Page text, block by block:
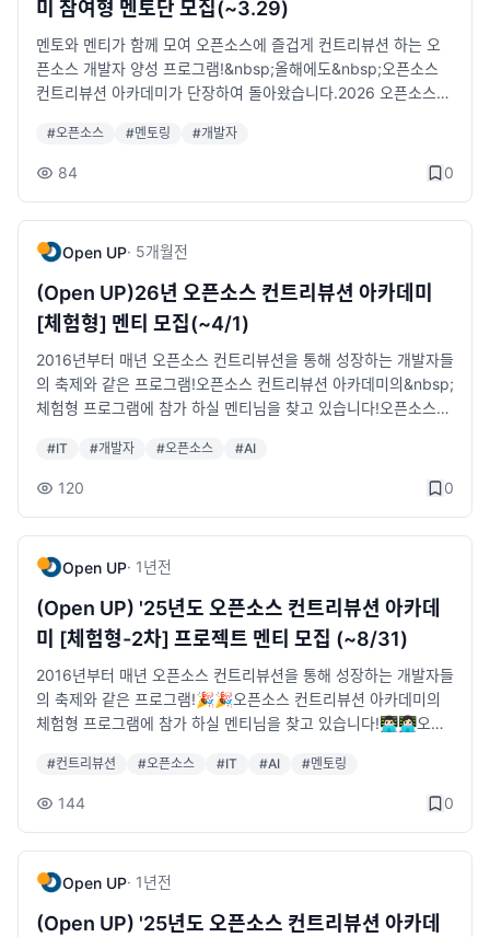
sp; &nbsp; 기술 확산 활동을 수행하는 개발자 커뮤니티모집기
간: 2026.06.12.(금) ~ 07.05.(일) 24:00까지지원기간: 협약일
~ 2026.11.30.(월)선발절차: 서면평가 후 결과발표선발결과 발
표: 2026.07.15.(수), 오픈소스 허브(oss.kr) 공지사항 게재 예정
청서 및 제출서류 작성이메일 제출• 접수 메일: aicomm@oss.kr
w.aioss.ac/comm모집공고:&nbsp;https://www.oss.kr/page
s/10/4537문의처오픈소스 AI 커뮤니티 지원사업 운영사무국📞
심과 참여를 바랍니다.
고, 최종보고 제출&nbsp;- 프로젝트 팀별 발표자료 제작 (성과공
유회 발표용)· 모집대상: 오픈소스 프로젝트에 관심 있으며 직접
기여해 보고, 참여해 보고 싶은 누구나· 모집기간: 2026. 05. 12.
(화) ~ 2026. 06. 14.(일)· 선정결과 발표: 2026. 06. 29.(월) 오
· 신청접수: https://open-up-kr.typeform.com/26-mentee-0
UP· 운영: 한국AX산업협회· 문의&nbsp; &nbsp;T 02-6241-65
02&nbsp; &nbsp;E&nbsp;contribution_ac@oss.kr
보길 망설이셨던 분!&nbsp;- 오픈소스 역량을 보유한 개발자로
거듭나기 위해 프로젝트에 직접 기여해 보며 커리어 향상에 도움
받고 싶으신 분!&nbsp;- 다양한 오픈소스 프로젝트에 대해 공부
하고 직접 개발이슈에 참여해보고 기여하며 본인의 SW 커리어를
는 이렇게 운영됩니다!1. 사무국(Open UP) 운영 공식 행사 ※오프
라인 필참&nbsp;-&gt; 발대식, 성과공유회(발표평가), 시상식2.
팀별 멘토링 진행&nbsp;- 정해진 요일, 시간 등으로 진행되는 강
운영방안은 프로젝트 가이드 참고활동 의무사항 - 프로젝트 팀의
주기적인 온·오프라인 컨트리뷰션 세션 적극 참여 - 주요 프로그램
행사(발대식, 성과공유회, 시상식 등) 필수 참여 - 멘티 개별 중간
보고, 최종보고 제출&nbsp;- 프로젝트 팀별 발표자료 제작 (성과
공유회 발표용) · 모집대상: 오픈소스 프로젝트에 관심 있으며 직
접 기여해 보고, 참여해 보고 싶은 누구나 · 모집기간: 2026. 05.
12.(화) ~ 2026. 06. 14.(일) · 선정결과 발표: 2026. 06. 29.
ion.ac/ · 신청접수: https://open-up-kr.typeform.com/26-me
Open UP · 운영: 한국AX산업협회 · 문의&nbsp; &nbsp;T 02-6
241-6502&nbsp; &nbsp;E&nbsp;contribution_ac@oss.kr
미 참여형 멘토단 모집(~3.29)
멘토와 멘티가 함께 모여 오픈소스에 즐겁게 컨트리뷰션 하는 오
픈소스 개발자 양성 프로그램!&nbsp;올해에도&nbsp;오픈소스
컨트리뷰션 아카데미가 단장하여 돌아왔습니다.2026 오픈소스
구 교육 및 분야별 주요 프로젝트 체험 가능한 멘토링 프로그램참
여형 프로그램약 13주간 리더급 개발자(멘토)가 국내·외 오픈소스
을 찾고 있습니다!- 모집 기준&nbsp;1. 현재 오픈소스 프로젝트에
컨트리뷰션하고 있으며, 해당 프로젝트의 커미터 및 메인테이너급
프로젝트 리딩이 가능한 개발자!&nbsp;2. 프로젝트 입문 개발자
대상 기여 활동에 대한 절차 및 코딩 컨벤션을 전수할 수 있는 역량
을 보유한 컨트리뷰터급 개발자!&nbsp;3. 프로젝트의 성장을 위
해 함께 기여할 주니어 개발자(멘티)를 직접 가이드하며 예비 컨트
리뷰터 멘토링이 가능한 개발자!&nbsp;-&nbsp;모집기간: 26.0
2.24(화) ~ 26.03.29(일) 24:00까지&nbsp;- 모집대상: 참여형
소 1명~최대 5명)&nbsp;- 활동기간: 협약일 ~ 26.10.31(토)&nb
sp;- 상세공고:&nbsp;https://bit.ly/26-ossca-mentors&nbsp;
- 지원방법: 공고문 확인 &gt; 신청서 양식 다운로드 &gt; 신청서
nbsp;- 문의처: 2026 오픈소스 컨트리뷰션 아카데미 운영 사무국
Open UP (02-6241-6502/6504)
#오픈소스 #멘토링 #개발자
84 0
Open UP· 5개월전
(Open UP)26년 오픈소스 컨트리뷰션 아카데미
[체험형] 멘티 모집(~4/1)
2016년부터 매년 오픈소스 컨트리뷰션을 통해 성장하는 개발자들
의 축제와 같은 프로그램!오픈소스 컨트리뷰션 아카데미의&nbsp;
체험형 프로그램에 참가 하실 멘티님을 찾고 있습니다!오픈소스
트리뷰션 체험형 패키지!오픈소스 컨트리뷰션 아카데미 체험형 프
로그램은 오픈소스 컨트리뷰션을 위한 기초과정으로, 아직 오픈소
및 기여를 위한 필수적인 협업 도구인 Git의 활용과 분야별 오픈소
스 프로젝트 컨트리뷰션을 체험할 수 있습니다.오픈소스 컨트리뷰
션 아카데미 체험형 프로그램은 이렇게 운영됩니다!1. 팀별 멘토링
진행• 정해진 요일, 시간 등으로 진행되는 강의 참석의 형식X• 멘
토 및 팀별 협의 후, 온·오프라인 멘토링 진행 (진행 일정은 프로젝
트 별 상이)• 팀별 컨트리뷰션 운영방안은 프로젝트 가이드 참고
발대식 진행 예정• 4/16 ~ 4/24 중 하루- 오프라인 (상세 일정은
멘티 선발 후, 별도 안내 예정)• 6주 동안 진행될 각각의 프로젝트
카데미 체험형 프로젝트에 참여해야 하는 이유!1. 현업에서 개발자
로 활동 중인 멋진 멘토님들과 만나 오픈소스 프로젝트 활동으로
성장할 수 있는 경험과 노하우를 전수 받아 보세요!2. 나와 같은 팀
웨어 예비·초급 개발자를 위한 단계적 멘토링 프로그램!4. 오픈소
스 개발문화를 체험해보고 싶은 누구나 참여 가능합니다.학업, 인
#IT #개발자 #오픈소스 #AI
120 0
Open UP· 1년전
(Open UP) '25년도 오픈소스 컨트리뷰션 아카데
미 [체험형-2차] 프로젝트 멘티 모집 (~8/31)
2016년부터 매년 오픈소스 컨트리뷰션을 통해 성장하는 개발자들
의 축제와 같은 프로그램!🎉🎉오픈소스 컨트리뷰션 아카데미의
체험형 프로그램에 참가 하실 멘티님을 찾고 있습니다!👨🏻‍💻👩🏻‍💻오픈
한 컨트리뷰션 체험형 패키지!오픈소스 컨트리뷰션 아카데미 체험
형 프로그램은 오픈소스 컨트리뷰션을 위한 기초과정으로, 아직
여, 확산 및 기여를 위한 필수적인 협업 도구인 Git의 활용과 분야
별 오픈소스 프로젝트 컨트리뷰션을 체험할 수 있습니다.✅오픈
소스 컨트리뷰션 아카데미 체험형 프로그램은 이렇게 운영됩니다!
#컨트리뷰션 #오픈소스 #IT #AI #멘토링
144 0
Open UP· 1년전
(Open UP) '25년도 오픈소스 컨트리뷰션 아카데